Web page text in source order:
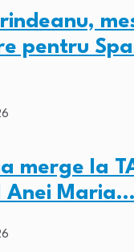
pentru
merge la
Anei Maria…